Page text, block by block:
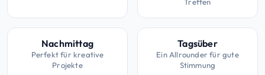
Treffen
Nachmittag
Perfekt für kreative
Projekte
Tagsüber
Ein Allrounder für gute
Stimmung